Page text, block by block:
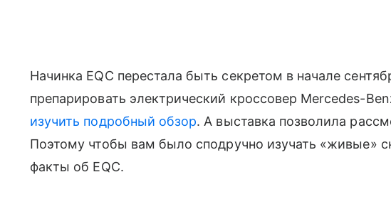
Начинка EQC перестала быть секретом в начале
препарировать электрический кроссовер Mercedes-
изучить подробный обзор. А выставка позволила
Поэтому чтобы вам было сподручно изучать «живые»
факты об EQC.